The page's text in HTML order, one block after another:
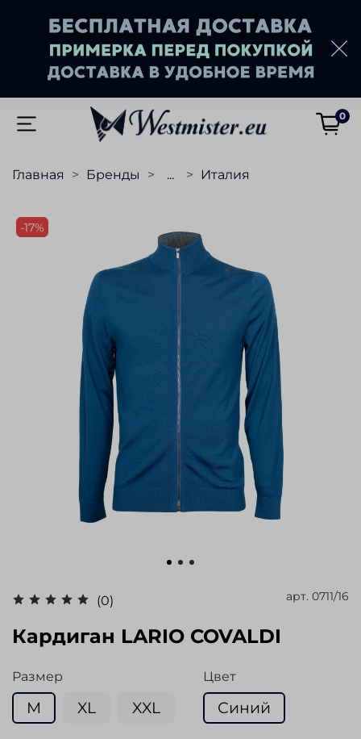
0
Главная Бренды ... Италия
-17%
(0) арт. 0711/16
Кардиган LARIO COVALDI
Размер
M XL XXL
Цвет
Синий